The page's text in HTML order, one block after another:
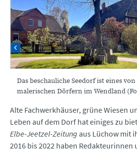
Das beschauliche Seedorf ist eines
malerischen Dörfern im Wendland
Alte Fachwerkhäuser, grüne Wiesen
Leben auf dem Dorf hat einiges zu
Elbe-Jeetzel-Zeitung aus Lüchow mit
2016 bis 2022 haben Redakteurinnen